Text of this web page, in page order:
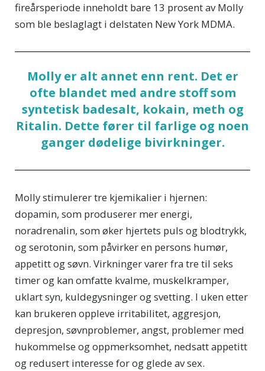
fireårsperiode inneholdt bare 13 prosent av Molly
som ble beslaglagt i delstaten New York MDMA.
Molly er alt annet enn rent. Det er
ofte blandet med andre stoff som
syntetisk badesalt, kokain, meth og
Ritalin. Dette fører til farlige og noen
ganger dødelige bivirkninger.
Molly stimulerer tre kjemikalier i hjernen:
dopamin, som produserer mer energi,
noradrenalin, som øker hjertets puls og blodtrykk,
og serotonin, som påvirker en persons humør,
appetitt og søvn. Virkninger varer fra tre til seks
timer og kan omfatte kvalme, muskelkramper,
uklart syn, kuldegysninger og svetting. I uken etter
kan brukeren oppleve irritabilitet, aggresjon,
depresjon, søvnproblemer, angst, problemer med
hukommelse og oppmerksomhet, nedsatt appetitt
og redusert interesse for og glede av sex.